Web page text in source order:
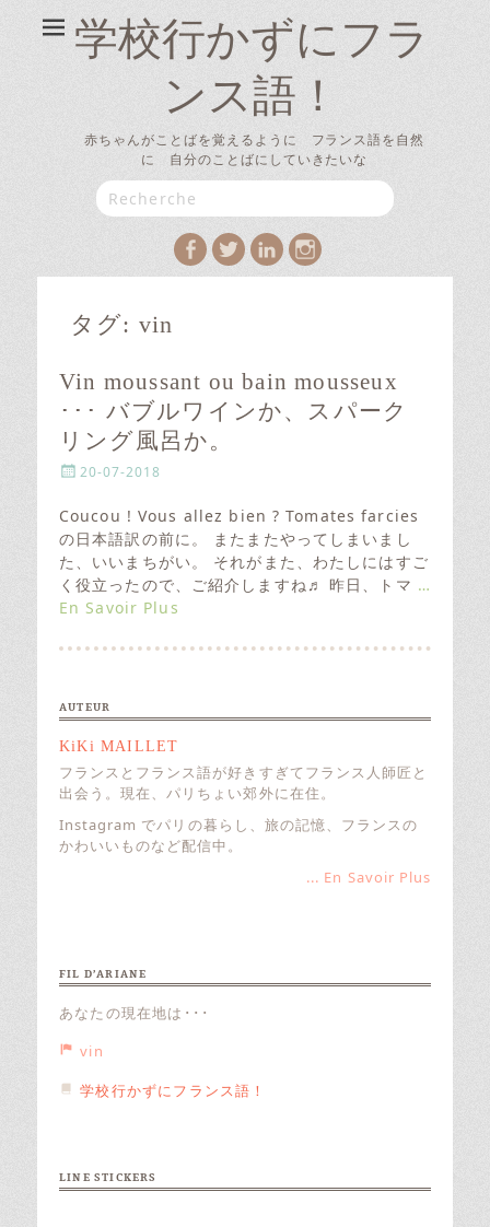
学校行かずにフラ
ンス語！
赤ちゃんがことばを覚えるように フランス語を自然
に 自分のことばにしていきたいな
Search
for:
Facebook
TwitterLinkedIn
Instagram
タグ: vin
Vin moussant ou bain mousseux
･･･ バブルワインか、スパーク
リング風呂か。
P
s
e
d
o
n
20-07-2018
Coucou ! Vous allez bien ? Tomates farcies
の日本語訳の前に。 またまたやってしまいまし
た、いいまちがい。 それがまた、わたしにはすご
く役立ったので、ご紹介しますね♬ 昨日、トマ …
En Savoir Plus
AUTEUR
KiKi MAILLET
フランスとフランス語が好きすぎてフランス人師匠と
出会う。現在、パリちょい郊外に在住。
Instagram でパリの暮らし、旅の記憶、フランスの
かわいいものなど配信中。
... En Savoir Plus
FIL D’ARIANE
あなたの現在地は･･･
vin
学校行かずにフランス語！
LINE STICKERS